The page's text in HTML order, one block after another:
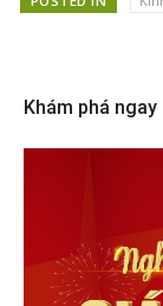
Khám phá ngay